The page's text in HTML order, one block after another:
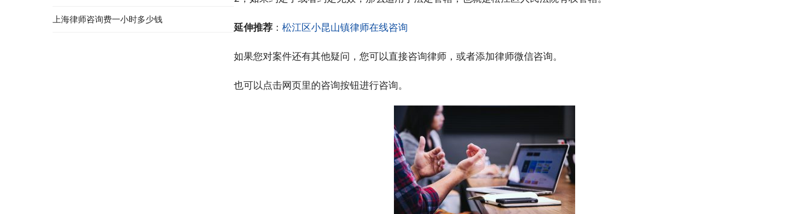
延伸推荐 ： 松江区小昆山镇律师在线咨询
如果您对案件还有其他疑问，您可以直接咨询律师，或者添加律师微信咨询。
也可以点击网页里的咨询按钮进行咨询。
上海律师咨询费一小时多少钱